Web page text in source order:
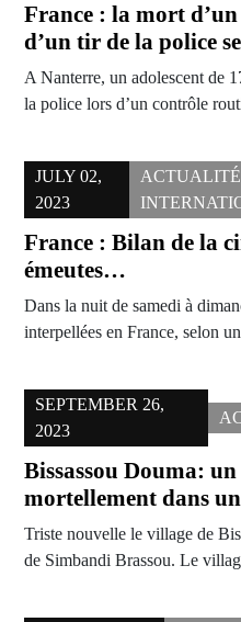
France : la mort d’un
d’un tir de la police
A Nanterre, un adolescent de
la police lors d’un contrôle
JULY 02,
2023
ACTUALITÉ
France : Bilan de la
émeutes…
Dans la nuit de samedi à
interpellées en France, selon
SEPTEMBER 26,
2023
Bissassou Douma:
mortellement dans
Triste nouvelle le village de
de Simbandi Brassou. Le